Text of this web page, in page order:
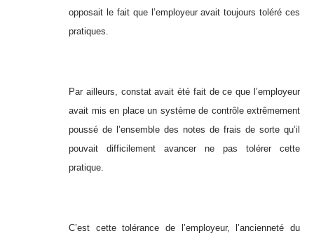
opposait le fait que l’employeur avait toujours toléré ces
pratiques.
Par ailleurs, constat avait été fait de ce que l’employeur
avait mis en place un système de contrôle extrêmement
poussé de l’ensemble des notes de frais de sorte qu’il
pouvait difficilement avancer ne pas tolérer cette
pratique.
C’est cette tolérance de l’employeur, l’ancienneté du